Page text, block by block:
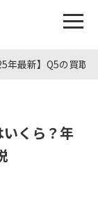
年最新】Q5の買取
いくら？年